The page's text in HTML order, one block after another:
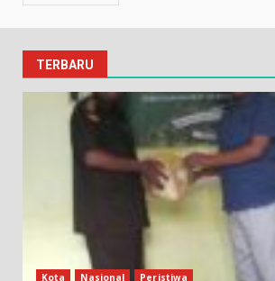
TERBARU
Kota Nasional Peristiwa